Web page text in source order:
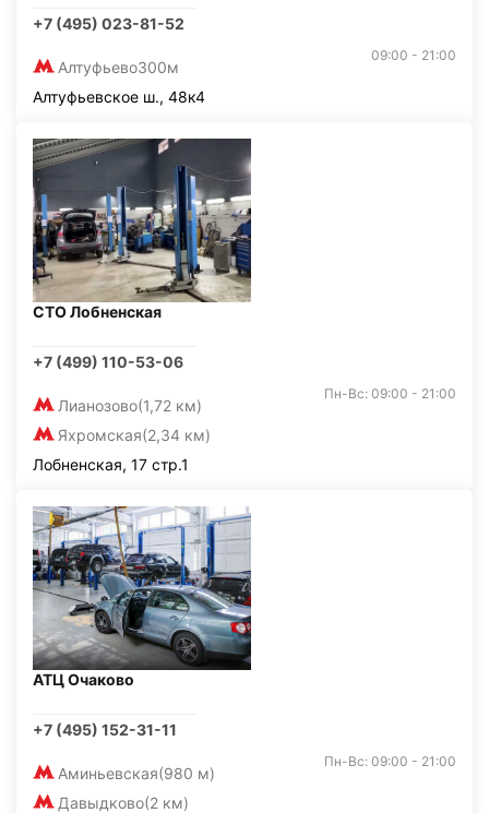
+7 (495) 023-81-52
Алтуфьево300м
09:00 - 21:00
Алтуфьевское ш., 48к4
СТО Лобненская
+7 (499) 110-53-06
Лианозово(1,72 км)
Яхромская(2,34 км)
Пн-Вс: 09:00 - 21:00
Лобненская, 17 стр.1
АТЦ Очаково
+7 (495) 152-31-11
Аминьевская(980 м)
Давыдково(2 км)
Пн-Вс: 09:00 - 21:00